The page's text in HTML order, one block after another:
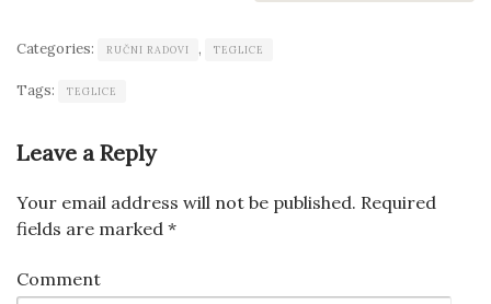
Categories: RUČNI RADOVI , TEGLICE
Tags: TEGLICE
Leave a Reply
Your email address will not be published. Required
fields are marked *
Comment